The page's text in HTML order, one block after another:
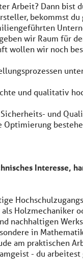
Arbeit? Dann bist
bekommst du
wir Raum für
wollen wir noch
und qualitativ
und
Optimierung
Interesse,
Holzmechaniker
nachhaltigen
in
am praktischen
- du